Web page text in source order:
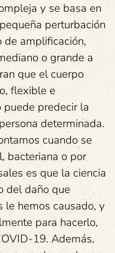
y se basa en
perturbación
de amplificación,
o grande a
que el cuerpo
flexible e
predecir la
determinada.
cuando se
bacteriana o por
es que la ciencia
del daño que
le hemos causado, y
para hacerlo,
19. Además,